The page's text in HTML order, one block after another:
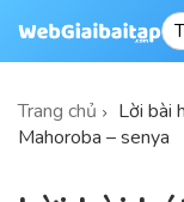
Trang chủ
Lời bài
Mahoroba – senya